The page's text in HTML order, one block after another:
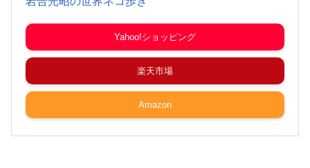
Yahoo!ショッピング
楽天市場
Amazon